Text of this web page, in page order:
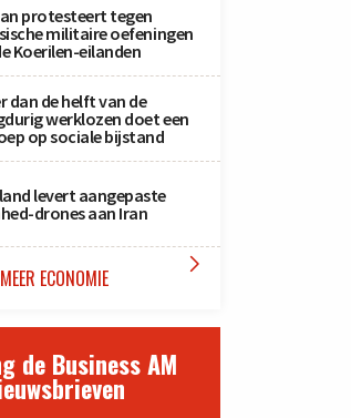
protesteert tegen
militaire oefeningen
Koerilen-eilanden
dan de helft van de
werklozen doet een
op sociale bijstand
levert aangepaste
drones aan Iran
MEER ECONOMIE 
de Business AM